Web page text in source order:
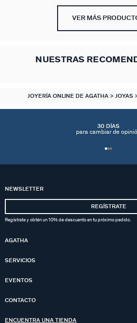
VER MÁS
NUESTRAS
JOYERÍA ONLINE DE AGATHA JOYAS
30 DÍAS
para cambiar de
NEWSLETTER
REGÍSTRATE
Regístrate y obtén un 10% de descuento en tu próximo pedido.
AGATHA
SERVICIOS
EVENTOS
CONTACTO
ENCUENTRA UNA TIENDA